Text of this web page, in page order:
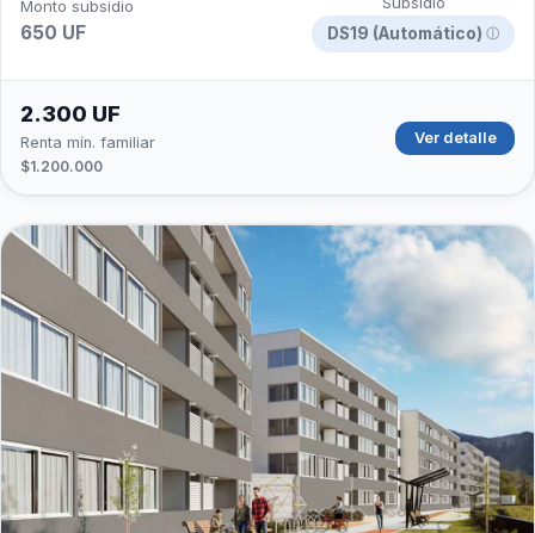
Monto subsidio
650 UF
DS19 (Automático) ⓘ
2.300 UF
Renta mín. familiar
$1.200.000
Ver detalle